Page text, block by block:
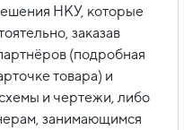
НКУ, которые
заказав
(подробная
товара) и
и чертежи, либо
занимающимся